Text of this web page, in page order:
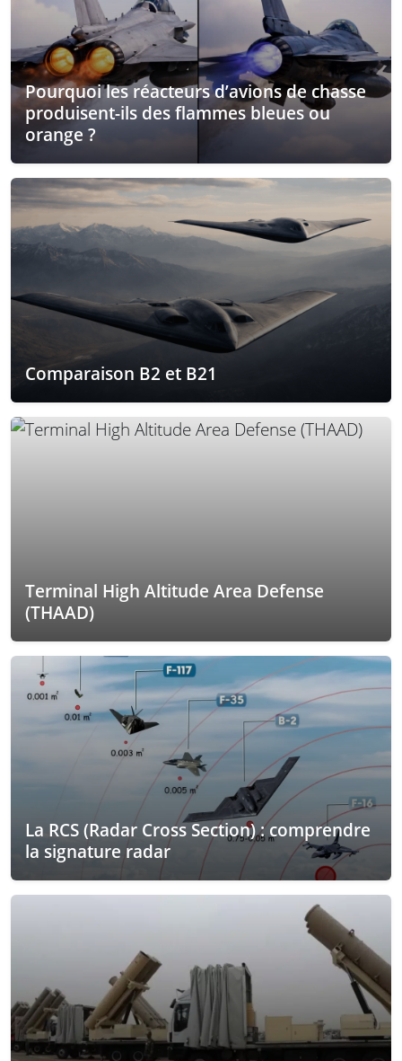
Pourquoi les réacteurs d’avions de chasse
produisent-ils des flammes bleues ou
orange ?
Comparaison B2 et B21
Terminal High Altitude Area Defense
(THAAD)
La RCS (Radar Cross Section) : comprendre
la signature radar